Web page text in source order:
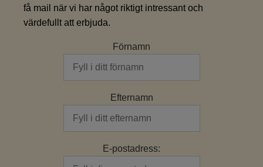
få mail när vi har något riktigt intressant och
värdefullt att erbjuda.
Förnamn
Efternamn
E-postadress: